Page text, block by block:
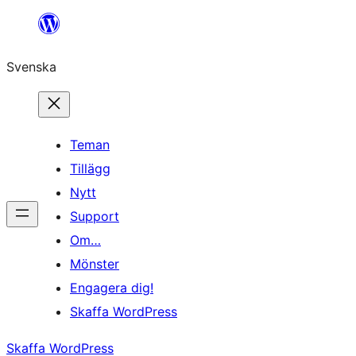
Hoppa
innehåll
Svenska
Teman
Tillägg
Nytt
Support
Om…
Mönster
Engagera dig!
Skaffa WordPress
Skaffa WordPress